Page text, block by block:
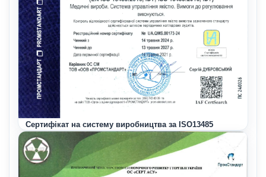
Сертифікат на систему виробництва за ISO13485